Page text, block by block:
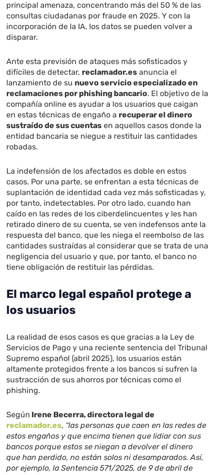
principal amenaza, concentrando más del 50 % de las
consultas ciudadanas por fraude en 2025. Y con la
incorporación de la IA, los datos se pueden volver a
disparar.
Ante esta previsión de ataques más sofisticados y
difíciles de detectar, reclamador.es anuncia el
lanzamiento de su nuevo servicio especializado en
reclamaciones por phishing bancario. El objetivo de la
compañía online es ayudar a los usuarios que caigan
en estas técnicas de engaño a recuperar el dinero
sustraído de sus cuentas en aquellos casos donde la
entidad bancaria se niegue a restituir las cantidades
robadas.
La indefensión de los afectados es doble en estos
casos. Por una parte, se enfrentan a esta técnicas de
suplantación de identidad cada vez más sofisticadas y,
por tanto, indetectables. Por otro lado, cuando han
caído en las redes de los ciberdelincuentes y les han
retirado dinero de su cuenta, se ven indefensos ante la
respuesta del banco, que les niega el reembolso de las
cantidades sustraídas al considerar que se trata de una
negligencia del usuario y que, por tanto, el banco no
tiene obligación de restituir las pérdidas.
El marco legal español protege a
los usuarios
La realidad de esos casos es que gracias a la Ley de
Servicios de Pago y una reciente sentencia del Tribunal
Supremo español (abril 2025), los usuarios están
altamente protegidos frente a los bancos si sufren la
sustracción de sus ahorros por técnicas como el
phishing.
Según Irene Becerra, directora legal de
reclamador.es, “las personas que caen en las redes de
estos engaños y que encima tienen que lidiar con sus
bancos porque estos se niegan a devolver el dinero
que han perdido, no están solos ni desamparados. Así,
por ejemplo, la Sentencia 571/2025, de 9 de abril de